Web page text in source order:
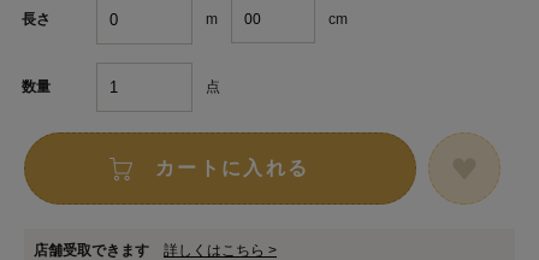
長さ m cm
数量 点
カートに入れる
店舗受取できます 詳しくはこちら >